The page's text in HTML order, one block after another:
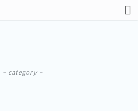
– category –